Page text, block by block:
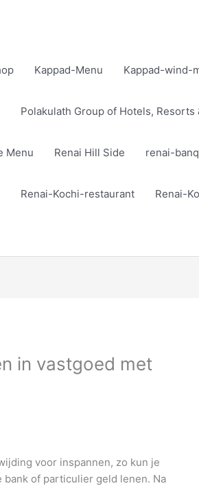
Kappad-Menu Kappad-wind-
Polakulath Group of Hotels, Resorts
Menu Renai Hill Side renai-
Renai-Kochi-restaurant Renai-
in vastgoed met
voor inspannen, zo kun je
of particulier geld lenen. Na